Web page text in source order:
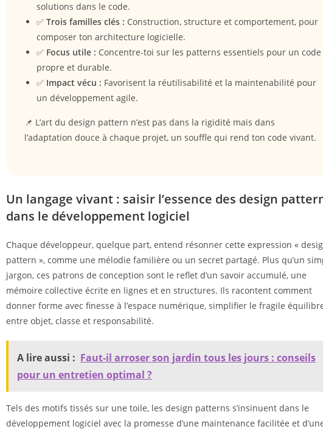
solutions dans le code.
✅ Trois familles clés : Construction, structure et comportement, pour
composer ton architecture logicielle.
✅ Focus utile : Concentre-toi sur les patterns essentiels pour un code
propre et durable.
✅ Impact vécu : Favorisent la réutilisabilité et la maintenabilité pour
un développement agile.
📌 L’art du design pattern n’est pas dans la rigidité mais dans
l’adaptation douce à chaque projet, un souffle qui rend ton code vivant.
Un langage vivant : saisir l’essence des design
dans le développement logiciel
Chaque développeur, quelque part, entend résonner cette expression «
pattern », comme une mélodie familière ou un secret partagé. Plus qu’un
jargon, ces patrons de conception sont le reflet d’un savoir accumulé, une
mémoire collective écrite en lignes et en structures. Ils racontent comment
donner forme avec finesse à l’espace numérique, simplifier le fragile
entre objet, classe et responsabilité.
A lire aussi : Faut-il arroser son jardin tous les jours : conseils
pour un entretien optimal ?
Tels des motifs tissés sur une toile, les design patterns s’insinuent dans le
développement logiciel avec la promesse d’une maintenance facilitée et